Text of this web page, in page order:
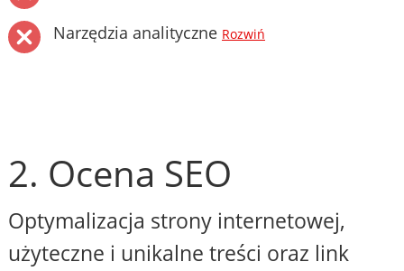
Narzędzia analityczne Rozwiń
2. Ocena SEO
Optymalizacja strony internetowej,
użyteczne i unikalne treści oraz link